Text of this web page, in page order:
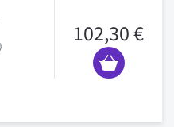
102,30 €